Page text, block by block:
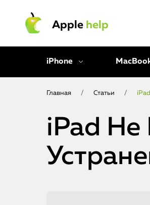
Apple help
iPhone
Главная / Статьи /
iPad Не